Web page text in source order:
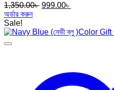
1,350.00৳ Original
1,350.00৳ .
999.00৳
999.00৳ .
অর্ডার করুন
Sale!